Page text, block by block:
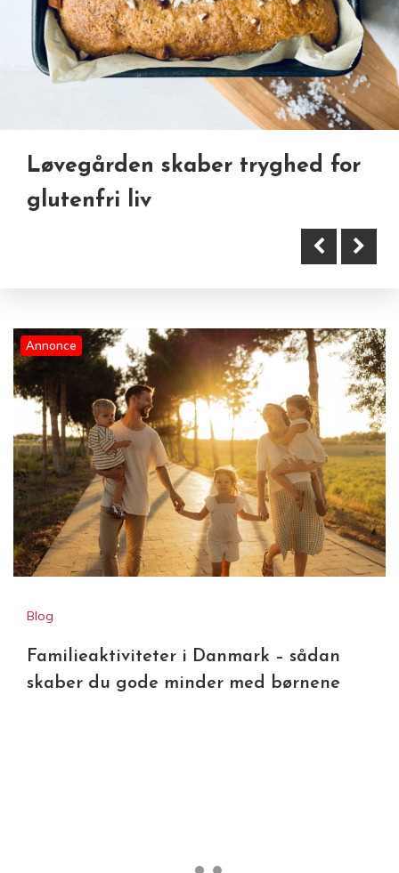
Familieaktiviteter i Danmark –
sådan skaber du gode minder
Gravidmassage som støtte i en
aktiv graviditet
Løvegården skaber tryghed for
glutenfri liv
Annonce
Blog
Familieaktiviteter i Danmark – sådan
skaber du gode minder med børnene